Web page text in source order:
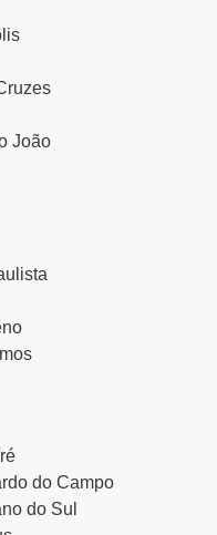
João
do Campo
do Sul